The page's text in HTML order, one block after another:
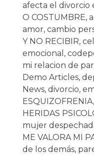
afecta el divorcio
O COSTUMBRE,
amor, cambio
Y NO RECIBIR,
emocional ,
mi relacion de
Demo Articles,
News, divorcio,
ESQUIZOFRENIA,
HERIDAS
mujer
ME VALORA MI
de los demás,